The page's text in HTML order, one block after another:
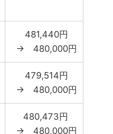
481,440円
→ 480,000円
479,514円
→ 480,000円
480,473円
→ 480,000円